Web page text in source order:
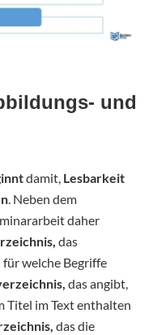
und
damit, Lesbarkeit
. Neben dem
daher
das
welche Begriffe
das angibt,
Titel im Text enthalten
das die